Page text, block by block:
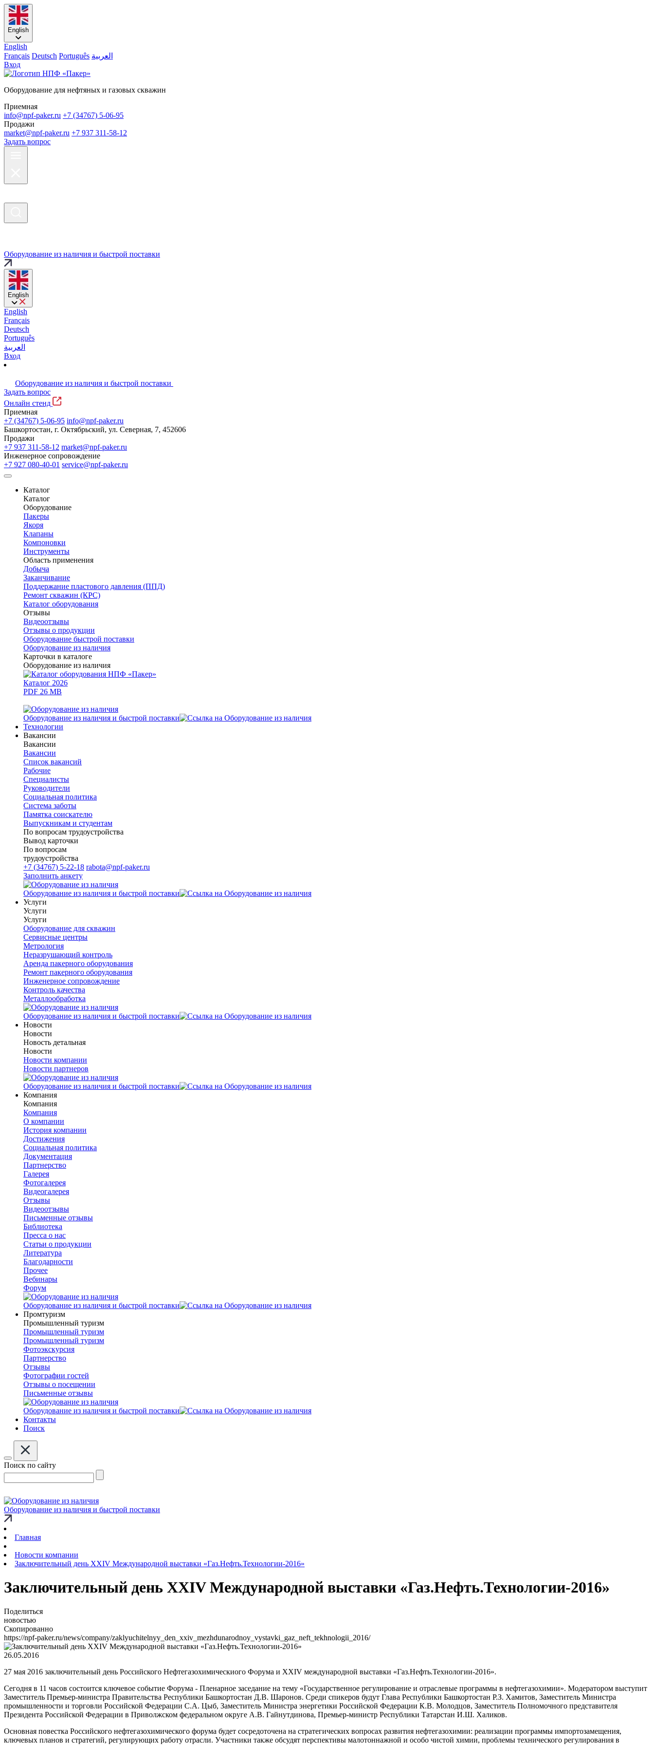
English
English
Français Deutsch Português العربية
Вход
Оборудование для нефтяных и газовых скважин
Приемная
info@npf-paker.ru +7 (34767) 5-06-95
Продажи
market@npf-paker.ru +7 937 311-58-12
Задать вопрос
Оборудование из наличия и быстрой поставки
English
English
Français
Deutsch
Português
العربية
Вход
Оборудование из наличия и быстрой поставки
Задать вопрос
Онлайн стенд
Приемная
+7 (34767) 5-06-95 info@npf-paker.ru
Башкортостан, г. Октябрьский, ул. Северная, 7, 452606
Продажи
+7 937 311-58-12 market@npf-paker.ru
Инженерное сопровождение
+7 927 080-40-01 service@npf-paker.ru
Каталог
Каталог
Оборудование
Пакеры
Якоря
Клапаны
Компоновки
Инструменты
Область применения
Добыча
Заканчивание
Поддержание пластового давления (ППД)
Ремонт скважин (КРС)
Каталог оборудования
Отзывы
Видеоотзывы
Отзывы о продукции
Оборудование быстрой поставки
Оборудование из наличия
Карточки в каталоге
Оборудование из наличия
Каталог 2026
PDF 26 MB
Оборудование из наличия и быстрой поставки
Технологии
Вакансии
Вакансии
Вакансии
Список вакансий
Рабочие
Специалисты
Руководители
Cоциальная политика
Система заботы
Памятка соискателю
Выпускникам и студентам
По вопросам трудоустройства
Вывод карточки
По вопросам
трудоустройства
+7 (34767) 5-22-18 rabota@npf-paker.ru
Заполнить анкету
Оборудование из наличия и быстрой поставки
Услуги
Услуги
Услуги
Оборудование для скважин
Сервисные центры
Метрология
Неразрушающий контроль
Аренда пакерного оборудования
Ремонт пакерного оборудования
Инженерное сопровождение
Контроль качества
Металлообработка
Оборудование из наличия и быстрой поставки
Новости
Новости
Новость детальная
Новости
Новости компании
Новости партнеров
Оборудование из наличия и быстрой поставки
Компания
Компания
Компания
О компании
История компании
Достижения
Социальная политика
Документация
Партнерство
Галерея
Фотогалерея
Видеогалерея
Отзывы
Видеоотзывы
Письменные отзывы
Библиотека
Пресса о нас
Статьи о продукции
Литература
Благодарности
Прочее
Вебинары
Форум
Оборудование из наличия и быстрой поставки
Промтуризм
Промышленный туризм
Промышленный туризм
Промышленный туризм
Фотоэкскурсия
Партнерство
Отзывы
Фотографии гостей
Отзывы о посещении
Письменные отзывы
Оборудование из наличия и быстрой поставки
Контакты
Поиск
Поиск по сайту
Оборудование из наличия и быстрой поставки
Главная
Новости компании
Заключительный день XXIV Международной выставки «Газ.Нефть.Технологии-2016»
Заключительный день XXIV Международной выставки «Газ.Нефть.Технологии-2016»
Поделиться
новостью
Скопированно
https://npf-paker.ru/news/company/zaklyuchitelnyy_den_xxiv_mezhdunarodnoy_vystavki_gaz_neft_tekhnologii_2016/
26.05.2016
27 мая 2016 заключительный день Российского Нефтегазохимическиого Форума и XXIV международной выставки «Газ.Нефть.Технологии-2016».
Сегодня в 11 часов состоится ключевое событие Форума - Пленарное заседание на тему «Государственное регулирование и отраслевые программы в нефтегазохимии». Модератором выступит
Заместитель Премьер-министра Правительства Республики Башкортостан Д.В. Шаронов. Среди спикеров будут Глава Республики Башкортостан Р.З. Хамитов, Заместитель Министра
промышленности и торговли Российской Федерации С.А. Цыб, Заместитель Министра энергетики Российской Федерации К.В. Молодцов, Заместитель Полномочного представителя
Президента Российской Федерации в Приволжском федеральном округе А.В. Гайнутдинова, Премьер-министр Республики Татарстан И.Ш. Халиков.
Основная повестка Российского нефтегазохимического форума будет сосредоточена на стратегических вопросах развития нефтегазохимии: реализации программы импортозамещения,
ключевых планов и стратегий, регулирующих работу отрасли. Участники также обсудят перспективы малотоннажной и особо чистой химии, проблемы технического регулирования в